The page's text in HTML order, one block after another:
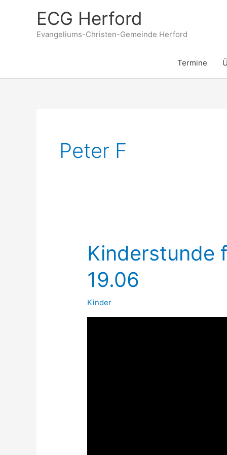
ECG Herford
Evangeliums-Christen-Gemeinde Herford
Termine
Peter F
Kinderstunde
19.06
Kinder